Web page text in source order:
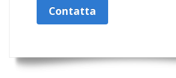
Contatta